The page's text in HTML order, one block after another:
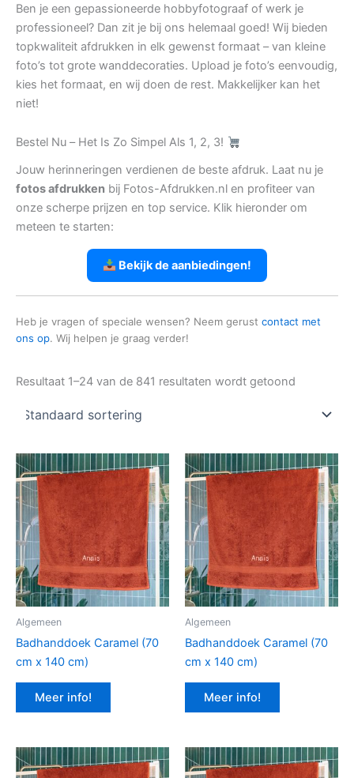
Ben je een gepassioneerde hobbyfotograaf of werk je
professioneel? Dan zit je bij ons helemaal goed! Wij bieden
topkwaliteit afdrukken in elk gewenst formaat – van kleine
foto’s tot grote wanddecoraties. Upload je foto’s eenvoudig,
kies het formaat, en wij doen de rest. Makkelijker kan het
niet!
Bestel Nu – Het Is Zo Simpel Als 1, 2, 3!
Jouw herinneringen verdienen de beste afdruk. Laat nu je
fotos afdrukken bij Fotos-Afdrukken.nl en profiteer van
onze scherpe prijzen en top service. Klik hieronder om
meteen te starten:
Bekijk de aanbiedingen!
Heb je vragen of speciale wensen? Neem gerust contact met
ons op. Wij helpen je graag verder!
Resultaat 1–24 van de 841 resultaten wordt getoond
Algemeen
Badhanddoek Caramel (70
cm x 140 cm)
Meer info!
Algemeen
Badhanddoek Caramel (70
cm x 140 cm)
Meer info!